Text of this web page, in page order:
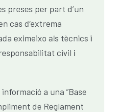
preses per part d’un
cas d’extrema
eximeixo als tècnics i
civil i
a una “Base
de Reglament